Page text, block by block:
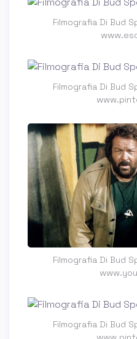
Filmografia Di Bud
Filmografia Di Bud
Filmografia Di Bud
Filmografia Di Bud